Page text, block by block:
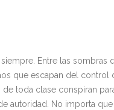
Entre las sombras
que escapan del control
toda clase conspiran
autoridad. No importa